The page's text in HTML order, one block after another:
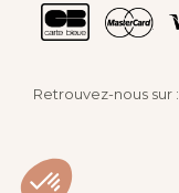
Retrouvez-nous sur :